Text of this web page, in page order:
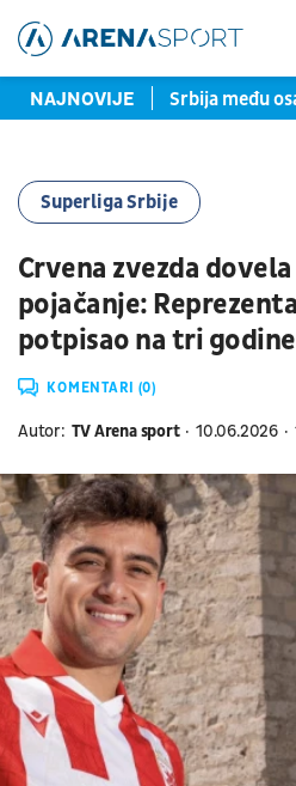
NAJNOVIJE
Srbina Srbija među
Superliga Srbije
Crvena zvezda
pojačanje:
potpisao na tri godine
KOMENTARI (0)
Autor: TV Arena sport 10.06.2026